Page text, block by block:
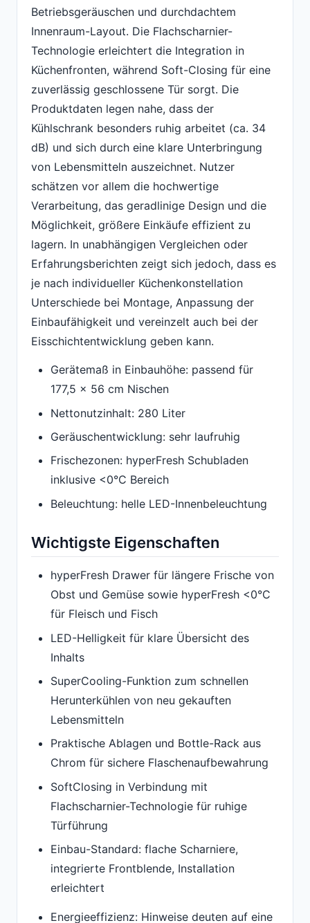
Betriebsgeräuschen und durchdachtem
Innenraum-Layout. Die Flachscharnier-
Technologie erleichtert die Integration in
Küchenfronten, während Soft-Closing für eine
zuverlässig geschlossene Tür sorgt. Die
Produktdaten legen nahe, dass der
Kühlschrank besonders ruhig arbeitet (ca. 34
dB) und sich durch eine klare Unterbringung
von Lebensmitteln auszeichnet. Nutzer
schätzen vor allem die hochwertige
Verarbeitung, das geradlinige Design und die
Möglichkeit, größere Einkäufe effizient zu
lagern. In unabhängigen Vergleichen oder
Erfahrungsberichten zeigt sich jedoch, dass es
je nach individueller Küchenkonstellation
Unterschiede bei Montage, Anpassung der
Einbaufähigkeit und vereinzelt auch bei der
Eisschichtentwicklung geben kann.
Gerätemaß in Einbauhöhe: passend für
177,5 x 56 cm Nischen
Nettonutzinhalt: 280 Liter
Geräuschentwicklung: sehr laufruhig
Frischezonen: hyperFresh Schubladen
inklusive <0°C Bereich
Beleuchtung: helle LED-Innenbeleuchtung
Wichtigste Eigenschaften
hyperFresh Drawer für längere Frische von
Obst und Gemüse sowie hyperFresh <0°C
für Fleisch und Fisch
LED-Helligkeit für klare Übersicht des
Inhalts
SuperCooling-Funktion zum schnellen
Herunterkühlen von neu gekauften
Lebensmitteln
Praktische Ablagen und Bottle-Rack aus
Chrom für sichere Flaschenaufbewahrung
SoftClosing in Verbindung mit
Flachscharnier-Technologie für ruhige
Türführung
Einbau-Standard: flache Scharniere,
integrierte Frontblende, Installation
erleichtert
Energieeffizienz: Hinweise deuten auf eine